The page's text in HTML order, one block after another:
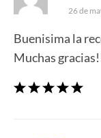
26 de
Buenisima la
Muchas